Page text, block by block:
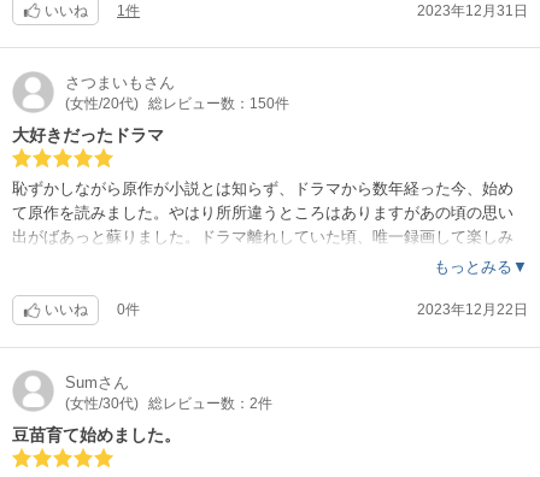
いいね 1件 2023年12月31日
さつまいも さん
(女性/20代) 総レビュー数：150件
大好きだったドラマ
恥ずかしながら原作が小説とは知らず、ドラマから数年経った今、始め
て原作を読みました。やはり所所違うところはありますがあの頃の思い
出がばあっと蘇りました。ドラマ離れしていた頃、唯一録画して楽しみ
にしていたものでした。懐かしいです。読み返しても色褪せない名作で
もっとみる▼
いいね 0件 2023年12月22日
Sumさん
(女性/30代) 総レビュー数：2件
豆苗育て始めました。